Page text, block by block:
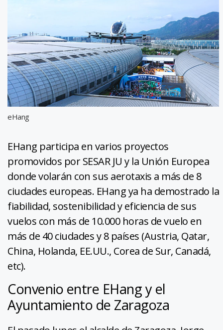
eHang
EHang participa en varios proyectos
promovidos por SESAR JU y la Unión Europea
donde volarán con sus aerotaxis a más de 8
ciudades europeas. EHang ya ha demostrado la
fiabilidad, sostenibilidad y eficiencia de sus
vuelos con más de 10.000 horas de vuelo en
más de 40 ciudades y 8 países (Austria, Qatar,
China, Holanda, EE.UU., Corea de Sur, Canadá,
etc).
Convenio entre EHang y el
Ayuntamiento de Zaragoza